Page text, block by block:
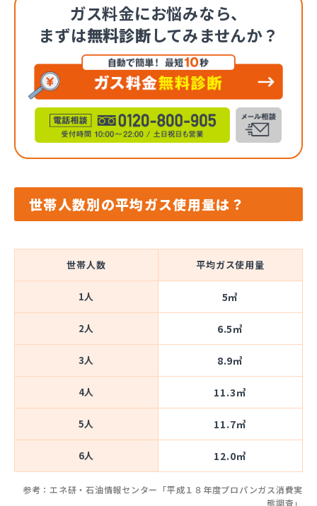
ガス料金にお悩みなら、
まずは無料診断してみませんか？
世帯人数別の平均ガス使用量は？
世帯人数 平均ガス使用量
1人 5㎥
2人 6.5㎥
3人 8.9㎥
4人 11.3㎥
5人 11.7㎥
6人 12.0㎥
参考：エネ研・石油情報センター「平成１８年度プロパンガス消費実
態調査」